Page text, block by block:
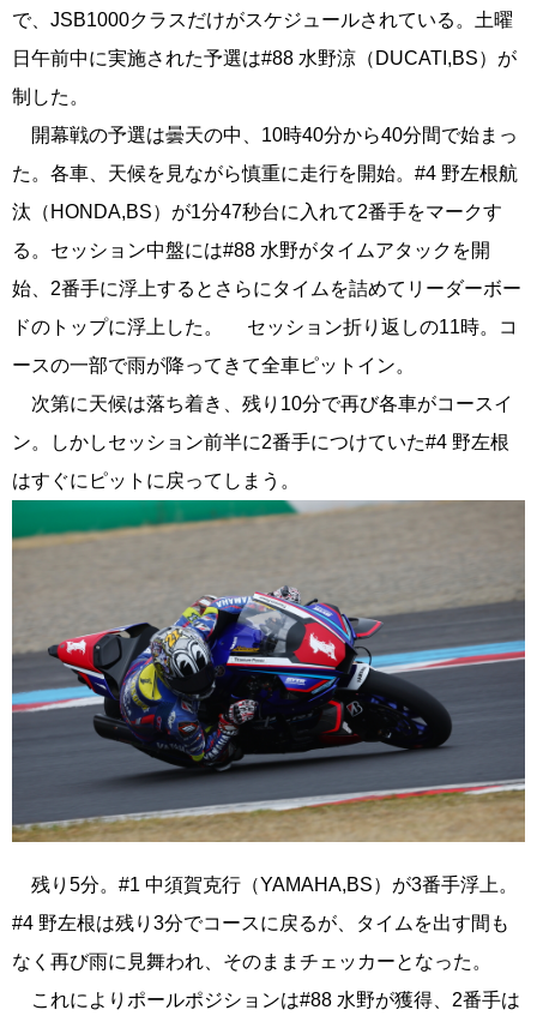
で、JSB1000クラスだけがスケジュールされている。土曜
日午前中に実施された予選は#88 水野涼（DUCATI,BS）が
制した。
開幕戦の予選は曇天の中、10時40分から40分間で始まっ
た。各車、天候を見ながら慎重に走行を開始。#4 野左根航
汰（HONDA,BS）が1分47秒台に入れて2番手をマークす
る。セッション中盤には#88 水野がタイムアタックを開
始、2番手に浮上するとさらにタイムを詰めてリーダーボー
ドのトップに浮上した。 セッション折り返しの11時。コ
ースの一部で雨が降ってきて全車ピットイン。
次第に天候は落ち着き、残り10分で再び各車がコースイ
ン。しかしセッション前半に2番手につけていた#4 野左根
はすぐにピットに戻ってしまう。
残り5分。#1 中須賀克行（YAMAHA,BS）が3番手浮上。
#4 野左根は残り3分でコースに戻るが、タイムを出す間も
なく再び雨に見舞われ、そのままチェッカーとなった。
これによりポールポジションは#88 水野が獲得、2番手は